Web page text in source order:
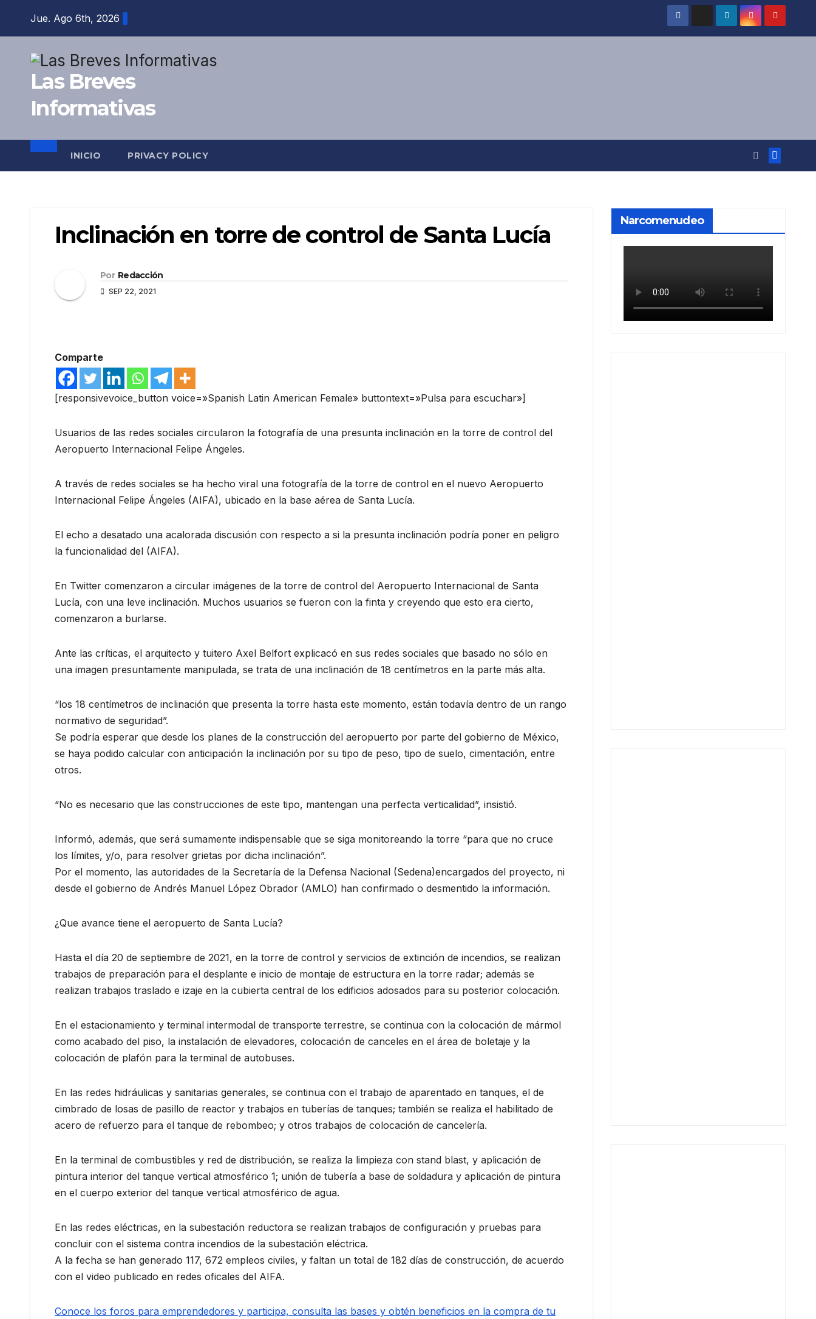
Jue. Ago 6th, 2026
Las Breves
Informativas
INICIO PRIVACY POLICY
Inclinación en torre de control de Santa Lucía
Por Redacción
SEP 22, 2021
Comparte
[responsivevoice_button voice=»Spanish Latin American Female» buttontext=»Pulsa para escuchar»]
Usuarios de las redes sociales circularon la fotografía de una presunta inclinación en la torre de control del
Aeropuerto Internacional Felipe Ángeles.
A través de redes sociales se ha hecho viral una fotografía de la torre de control en el nuevo Aeropuerto
Internacional Felipe Ángeles (AIFA), ubicado en la base aérea de Santa Lucía.
El echo a desatado una acalorada discusión con respecto a si la presunta inclinación podría poner en peligro
la funcionalidad del (AIFA).
En Twitter comenzaron a circular imágenes de la torre de control del Aeropuerto Internacional de Santa
Lucía, con una leve inclinación. Muchos usuarios se fueron con la finta y creyendo que esto era cierto,
comenzaron a burlarse.
Ante las críticas, el arquitecto y tuitero Axel Belfort explicacó en sus redes sociales que basado no sólo en
una imagen presuntamente manipulada, se trata de una inclinación de 18 centímetros en la parte más alta.
“los 18 centímetros de inclinación que presenta la torre hasta este momento, están todavía dentro de un rango
normativo de seguridad”.
Se podría esperar que desde los planes de la construcción del aeropuerto por parte del gobierno de México,
se haya podido calcular con anticipación la inclinación por su tipo de peso, tipo de suelo, cimentación, entre
otros.
“No es necesario que las construcciones de este tipo, mantengan una perfecta verticalidad”, insistió.
Informó, además, que será sumamente indispensable que se siga monitoreando la torre “para que no cruce
los límites, y/o, para resolver grietas por dicha inclinación”.
Por el momento, las autoridades de la Secretaría de la Defensa Nacional (Sedena)encargados del proyecto, ni
desde el gobierno de Andrés Manuel López Obrador (AMLO) han confirmado o desmentido la información.
¿Que avance tiene el aeropuerto de Santa Lucía?
Hasta el día 20 de septiembre de 2021, en la torre de control y servicios de extinción de incendios, se realizan
trabajos de preparación para el desplante e inicio de montaje de estructura en la torre radar; además se
realizan trabajos traslado e izaje en la cubierta central de los edificios adosados para su posterior colocación.
En el estacionamiento y terminal intermodal de transporte terrestre, se continua con la colocación de mármol
como acabado del piso, la instalación de elevadores, colocación de canceles en el área de boletaje y la
colocación de plafón para la terminal de autobuses.
En las redes hidráulicas y sanitarias generales, se continua con el trabajo de aparentado en tanques, el de
cimbrado de losas de pasillo de reactor y trabajos en tuberías de tanques; también se realiza el habilitado de
acero de refuerzo para el tanque de rebombeo; y otros trabajos de colocación de cancelería.
En la terminal de combustibles y red de distribución, se realiza la limpieza con stand blast, y aplicación de
pintura interior del tanque vertical atmosférico 1; unión de tubería a base de soldadura y aplicación de pintura
en el cuerpo exterior del tanque vertical atmosférico de agua.
En las redes eléctricas, en la subestación reductora se realizan trabajos de configuración y pruebas para
concluir con el sistema contra incendios de la subestación eléctrica.
A la fecha se han generado 117, 672 empleos civiles, y faltan un total de 182 días de construcción, de acuerdo
con el video publicado en redes oficales del AIFA.
Conoce los foros para emprendedores y participa, consulta las bases y obtén beneficios en la compra de tu
Narcomenudeo